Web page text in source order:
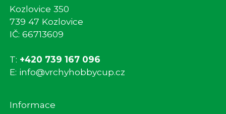
Kozlovice 350
739 47 Kozlovice
IČ: 66713609
T: +420 739 167 096
E: info@vrchyhobbycup.cz
Informace